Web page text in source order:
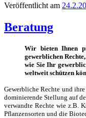
Veröffentlicht am
Beratung
Wir bieten Ihnen
gewerblichen
wie Sie Ihr
weltweit schützen
Gewerbliche Rechte und
dominierende Stellung auf
verwandte Rechte wie z.B.
Pflanzensorten und die